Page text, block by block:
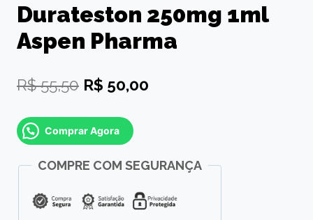
Durateston 250mg 1ml
Aspen Pharma
R$55,50 O
preço
original
R$ 55,50.
R$ 50,00
R$ 50,00.
Comprar Agora
COMPRE COM SEGURANÇA